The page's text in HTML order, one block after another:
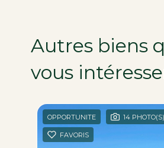
Autres biens
vous
OPPORTUNITE 14 PHOTO(S)
FAVORIS